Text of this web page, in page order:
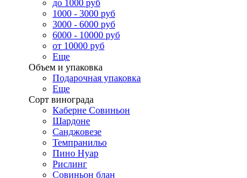
до 1000 руб
1000 - 3000 руб
3000 - 6000 руб
6000 - 10000 руб
от 10000 руб
Еще
Объем и упаковка
Подарочная упаковка
Еще
Сорт винограда
Каберне Совиньон
Шардоне
Санджовезе
Темпранильо
Пино Нуар
Рислинг
Совиньон блан